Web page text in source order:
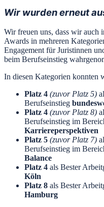
Wir wurden erneut
Wir freuen uns, dass wir auch
Awards in mehreren
Engagement für Juristinnen
beim Berufseinstieg
In diesen Kategorien konnten
Platz 4 (zuvor Platz 5)
Berufseinstieg
Platz 4 (zuvor Platz 8)
Berufseinstieg im
Karriereperspektiven
Platz 5 (zuvor Platz 7)
Berufseinstieg im
Balance
Platz 4 als Bester
Köln
Platz 8 als Bester
Hamburg